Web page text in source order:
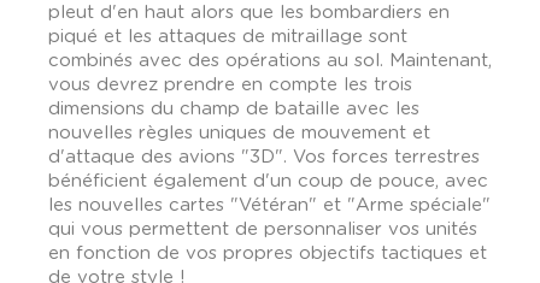
pleut d'en haut alors que les bombardiers en
piqué et les attaques de mitraillage sont
combinés avec des opérations au sol. Maintenant,
vous devrez prendre en compte les trois
dimensions du champ de bataille avec les
nouvelles règles uniques de mouvement et
d'attaque des avions "3D". Vos forces terrestres
bénéficient également d'un coup de pouce, avec
les nouvelles cartes "Vétéran" et "Arme spéciale"
qui vous permettent de personnaliser vos unités
en fonction de vos propres objectifs tactiques et
de votre style !